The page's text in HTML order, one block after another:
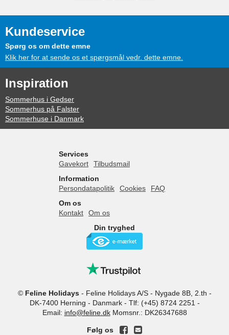
Kundeservice
Spørg os om dette emne
Klik her for at sende os et spørgsmål vedr. dette emne.
Inspiration
Sommerhus i Gedser
Sommerhus på Falster
Sommerhuse i Danmark
Services
Gavekort
Tilbudsmail
Information
Persondatapolitik
Cookies
FAQ
Om os
Kontakt
Om os
Din tryghed
© Feline Holidays- Feline Holidays A/S- Nygade 8B, 2.th -
DK-7400 Herning - Danmark - Tlf: (+45) 8724 2251 -
Email: info@feline.dk Momsnr.: DK26347688
Følg os